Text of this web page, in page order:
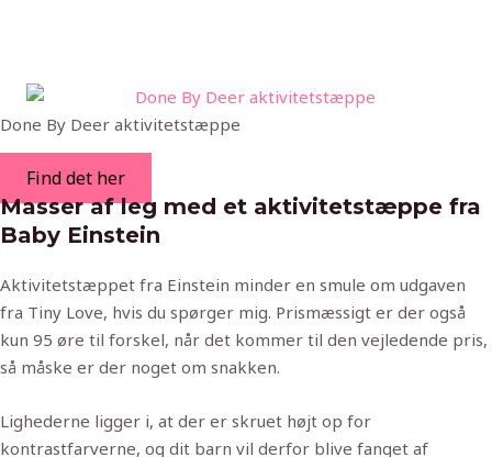
Done By Deer aktivitetstæppe
Find det her
Masser af leg med et aktivitetstæppe fra
Baby Einstein
Aktivitetstæppet fra Einstein minder en smule om udgaven
fra Tiny Love, hvis du spørger mig. Prismæssigt er der også
kun 95 øre til forskel, når det kommer til den vejledende pris,
så måske er der noget om snakken.
Lighederne ligger i, at der er skruet højt op for
kontrastfarverne, og dit barn vil derfor blive fanget af